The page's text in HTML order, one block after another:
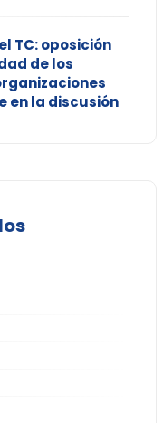
TC: oposición
de los
en la discusión